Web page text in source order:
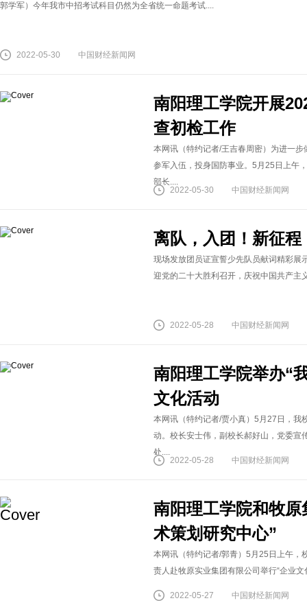
郭学军）今年我市中招考试科目仍然为全省统一命题考试....
2022-05-30 中国财经新闻网
南阳理工学院开展
查初检工作
本网讯（特约记者/王吉春周密）为进一
参军入伍，投身国防事业。5月25日上午
部长....
2022-05-30
中国财经新闻网
离队，入团！新征程
现场发放团员证宣誓少先队员献词精彩展
迎党的二十大胜利召开，庆祝中国共产主
2022-05-28 中国财经新闻网
南阳理工学院举办“
文化活动
本网讯（特约记者/贾小真）5月27日，我
动。校长安士伟，副校长郝好山，党委宣
处....
2022-05-28
中国财经新闻网
南阳理工学院和牧
术策划研究中心”
本网讯（特约记者/郭青）5月25日上午，
责人赴牧原实业集团有限公司举行“企业
2022-05-27 中国财经新闻网